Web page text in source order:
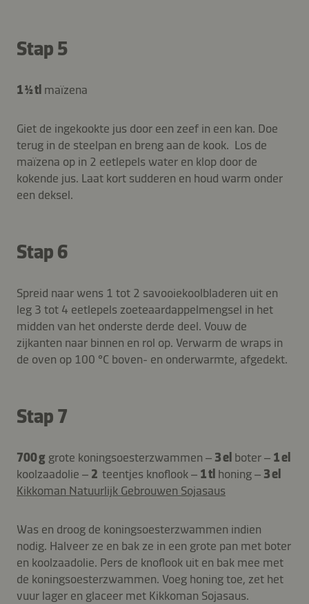
Stap 5
1 ½ tl maïzena
Giet de ingekookte jus door een zeef in een kan. Doe
terug in de steelpan en breng aan de kook. Los de
maïzena op in 2 eetlepels water en klop door de
kokende jus. Laat kort sudderen en houd warm onder
een deksel.
Stap 6
Spreid naar wens 1 tot 2 savooiekoolbladeren uit en
leg 3 tot 4 eetlepels zoeteaardappelmengsel in het
midden van het onderste derde deel. Vouw de
zijkanten naar binnen en rol op. Verwarm de wraps in
de oven op 100 °C boven- en onderwarmte, afgedekt.
Stap 7
700 g grote koningsoesterzwammen – 3 el boter – 1 el
koolzaadolie – 2 teentjes knoflook – 1 tl honing – 3 el
Kikkoman Natuurlijk Gebrouwen Sojasaus
Was en droog de koningsoesterzwammen indien
nodig. Halveer ze en bak ze in een grote pan met boter
en koolzaadolie. Pers de knoflook uit en bak mee met
de koningsoesterzwammen. Voeg honing toe, zet het
vuur lager en glaceer met Kikkoman Sojasaus.